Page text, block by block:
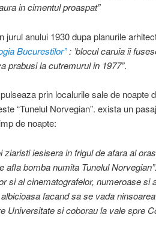
in cimentul proaspat”
jurul anului 1930 dupa planurile
Bucurestilor”: ’blocul caruia ii
prabusi la cutremurul in 1977”.
prin localurile sale de noapte
“Tunelul Norvegian”. exista un
de noapte:
ziaristi iesisera in frigul de afara al
afla bomba numita Tunelul
si al cinematografelor, numeroase si
facand sa se vada
Universitate si coborau la vale spre